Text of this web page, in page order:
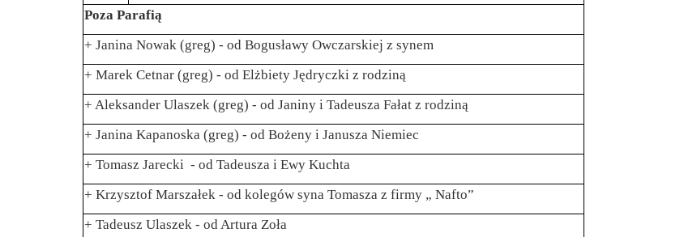
Poza Parafią
+ Janina Nowak (greg) - od Bogusławy Owczarskiej z synem
+ Marek Cetnar (greg) - od Elżbiety Jędryczki z rodziną
+ Aleksander Ulaszek (greg) - od Janiny i Tadeusza Fałat z rodziną
+ Janina Kapanoska (greg) - od Bożeny i Janusza Niemiec
+ Tomasz Jarecki - od Tadeusza i Ewy Kuchta
+ Krzysztof Marszałek - od kolegów syna Tomasza z firmy „ Nafto”
+ Tadeusz Ulaszek - od Artura Zoła